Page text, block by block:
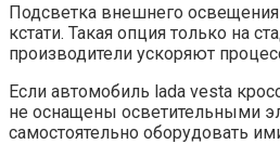
Подсветка внешнего
кстати. Такая опция только на
производители ускоряют
Если автомобиль lada vesta
не оснащены осветительными
самостоятельно оборудовать